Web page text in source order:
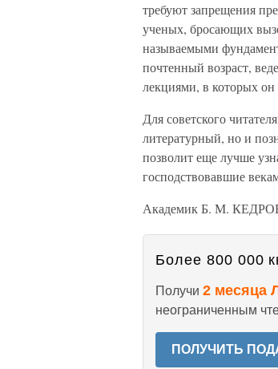
требуют запрещения
ученых, бросающих
называемыми
почтенный возраст,
лекциями, в которых он
Для советского
литературный, но и
позволит еще лучше
господствовавшие
Академик Б. М.
Более 800 000
Получи 2 месяца
неограниченным
ПОЛУЧИТЬ